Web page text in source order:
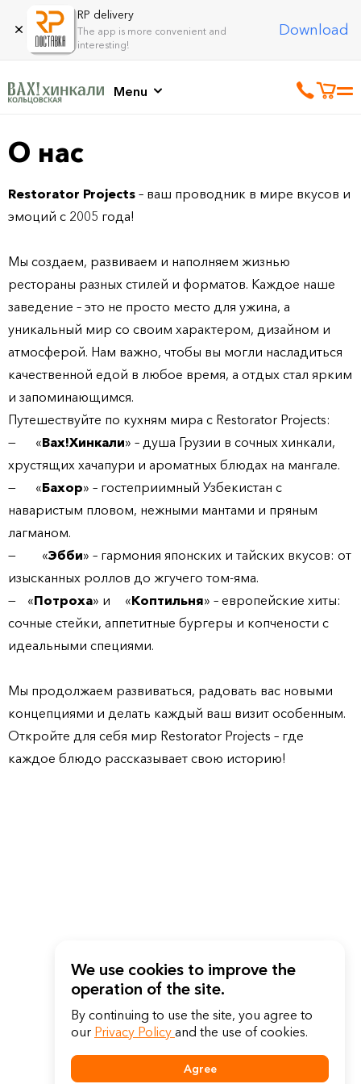
RP delivery
The app is more convenient and
interesting!
Download
Menu
О нас
Restorator Projects – ваш проводник в мире вкусов и
эмоций с 2005 года!
Мы создаем, развиваем и наполняем жизнью
рестораны разных стилей и форматов. Каждое наше
заведение – это не просто место для ужина, а
уникальный мир со своим характером, дизайном и
атмосферой. Нам важно, чтобы вы могли насладиться
качественной едой в любое время, а отдых стал ярким
и запоминающимся.
Путешествуйте по кухням мира с Restorator Projects:
—
«Вах!Хинкали» – душа Грузии в сочных хинкали,
хрустящих хачапури и ароматных блюдах на мангале.
—
«Бахор» – гостеприимный Узбекистан с
наваристым пловом, нежными мантами и пряным
лагманом.
—
«Эбби» – гармония японских и тайских вкусов: от
изысканных роллов до жгучего том-яма.
—
«Потроха» и «Коптильня» – европейские хиты:
сочные стейки, аппетитные бургеры и копчености с
идеальными специями.
Мы продолжаем развиваться, радовать вас новыми
концепциями и делать каждый ваш визит особенным.
Откройте для себя мир Restorator Projects – где
каждое блюдо рассказывает свою историю!
We use cookies to improve the
operation of the site.
By continuing to use the site, you agree to
our Privacy Policy and the use of cookies.
Agree